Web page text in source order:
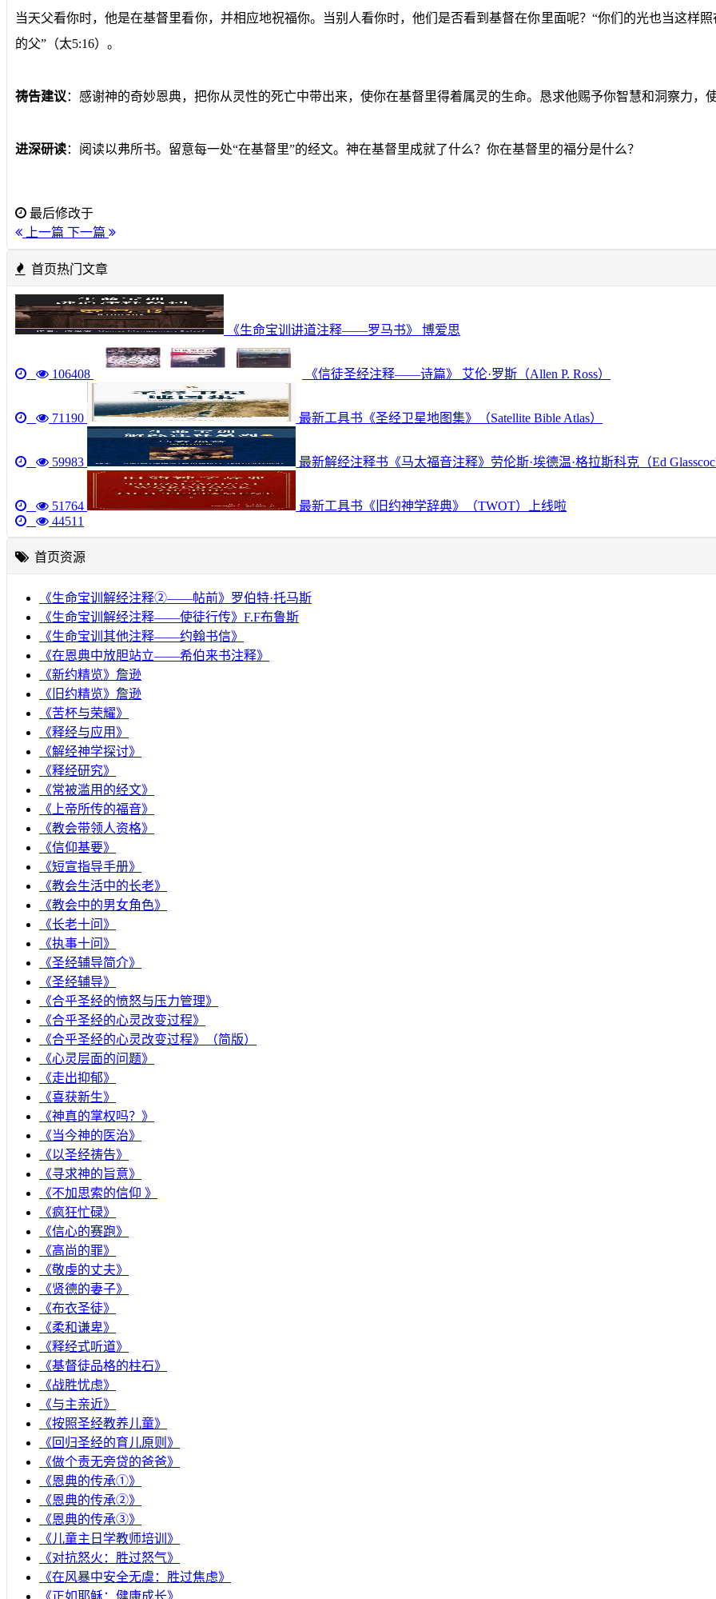
当天父看你时，他是在基督里看你，并相应地祝福你。当别人看你时，他们是否看到基督在你里面呢？“你们的光也当这样
的父”（太5:16）。
祷告建议 ：感谢神的奇妙恩典，把你从灵性的死亡中带出来，使你在基督里得着属灵的生命。恳求他赐予你智慧和洞察力，
进深研读：阅读以弗所书。留意每一处“在基督里”的经文。神在基督里成就了什么？你在基督里的福分是什么？
最后修改于
上一篇 下一篇
首页热门文章
《生命宝训讲道注释——罗马书》 博爱思
106408 《信徒圣经注释——诗篇》 艾伦·罗斯（Allen P. Ross）
71190 最新工具书《圣经卫星地图集》（Satellite Bible Atlas）
59983 最新解经注释书《马太福音注释》劳伦斯·埃德温·格拉斯科克（Ed
51764
最新工具书《旧约神学辞典》（TWOT）上线啦
44511
首页资源
《生命宝训解经注释②——帖前》罗伯特·托马斯
《生命宝训解经注释——使徒行传》F.F布鲁斯
《生命宝训其他注释——约翰书信》
《在恩典中放胆站立——希伯来书注释》
《新约精览》詹逊
《旧约精览》詹逊
《苦杯与荣耀》
《释经与应用》
《解经神学探讨》
《释经研究》
《常被滥用的经文》
《上帝所传的福音》
《教会带领人资格》
《信仰基要》
《短宣指导手册》
《教会生活中的长老》
《教会中的男女角色》
《长老十问》
《执事十问》
《圣经辅导简介》
《圣经辅导》
​《合乎圣经的愤怒与压力管理》
《合乎圣经的心灵改变过程》
《合乎圣经的心灵改变过程》（简版）
《心灵层面的问题》
《走出抑郁》
《喜获新生》
《神真的掌权吗？》
《当今神的医治》
《以圣经祷告》
《寻求神的旨意》
《不加思索的信仰 》
《疯狂忙碌》
《信心的赛跑》
《高尚的罪》
《敬虔的丈夫》
《贤德的妻子》
《布衣圣徒》
《柔和谦卑》
《释经式听道》
《基督徒品格的柱石》
《战胜忧虑》
《与主亲近》
《按照圣经教养儿童》
《回归圣经的育儿原则》
《做个责无旁贷的爸爸》
《恩典的传承①》
《恩典的传承②》
《恩典的传承③》
《儿童主日学教师培训》
《对抗怒火：胜过怒气》
《在风暴中安全无虞：胜过焦虑》
《正如耶稣：健康成长》